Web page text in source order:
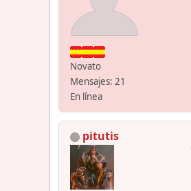
Novato
Mensajes: 21
En línea
pitutis